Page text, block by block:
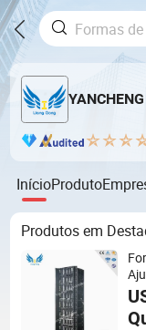
InícioProduto
Produtos em